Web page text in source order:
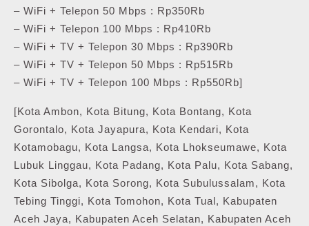
– WiFi + Telepon 50 Mbps : Rp350Rb
– WiFi + Telepon 100 Mbps : Rp410Rb
– WiFi + TV + Telepon 30 Mbps : Rp390Rb
– WiFi + TV + Telepon 50 Mbps : Rp515Rb
– WiFi + TV + Telepon 100 Mbps : Rp550Rb]
[Kota Ambon, Kota Bitung, Kota Bontang, Kota
Gorontalo, Kota Jayapura, Kota Kendari, Kota
Kotamobagu, Kota Langsa, Kota Lhokseumawe, Kota
Lubuk Linggau, Kota Padang, Kota Palu, Kota Sabang,
Kota Sibolga, Kota Sorong, Kota Subulussalam, Kota
Tebing Tinggi, Kota Tomohon, Kota Tual, Kabupaten
Aceh Jaya, Kabupaten Aceh Selatan, Kabupaten Aceh